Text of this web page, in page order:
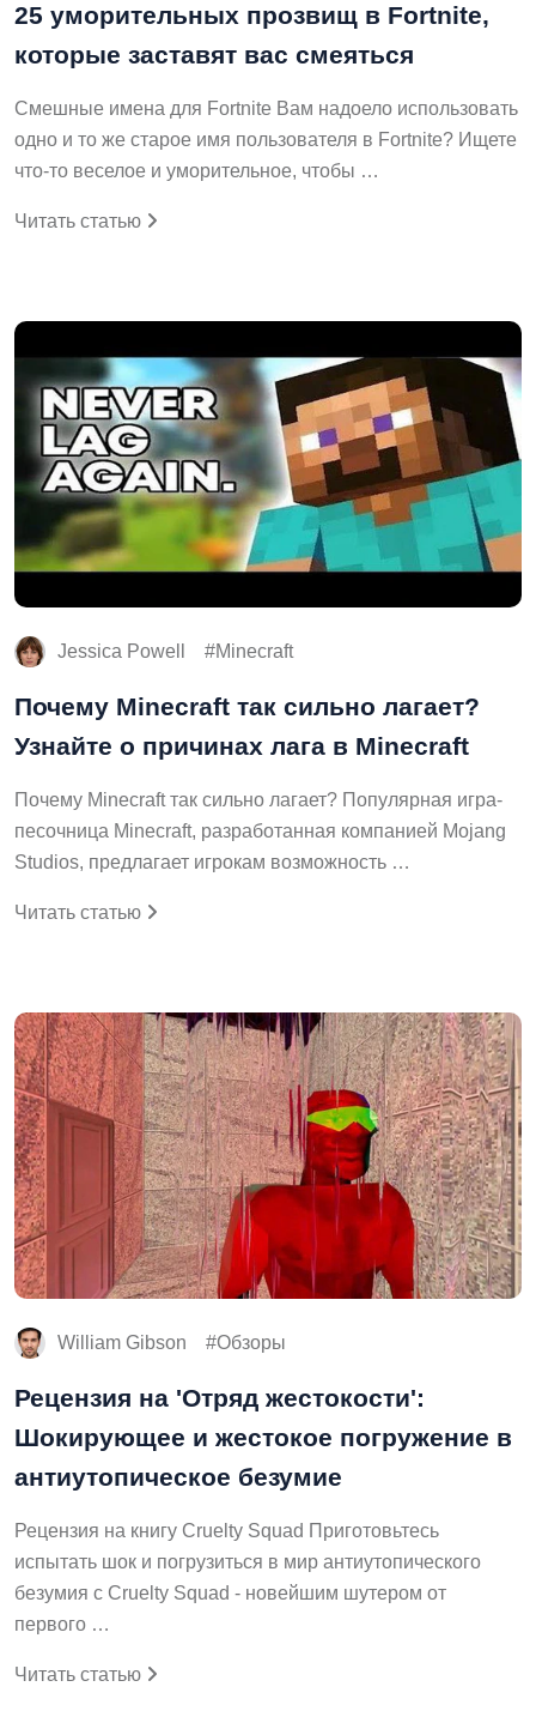
25 уморительных прозвищ в Fortnite,
которые заставят вас смеяться
Смешные имена для Fortnite Вам надоело использовать
одно и то же старое имя пользователя в Fortnite? Ищете
что-то веселое и уморительное, чтобы …
Читать статью
Jessica Powell Minecraft
Почему Minecraft так сильно лагает?
Узнайте о причинах лага в Minecraft
Почему Minecraft так сильно лагает? Популярная игра-
песочница Minecraft, разработанная компанией Mojang
Studios, предлагает игрокам возможность …
Читать статью
William Gibson Обзоры
Рецензия на 'Отряд жестокости':
Шокирующее и жестокое погружение в
антиутопическое безумие
Рецензия на книгу Cruelty Squad Приготовьтесь
испытать шок и погрузиться в мир антиутопического
безумия с Cruelty Squad - новейшим шутером от
первого …
Читать статью